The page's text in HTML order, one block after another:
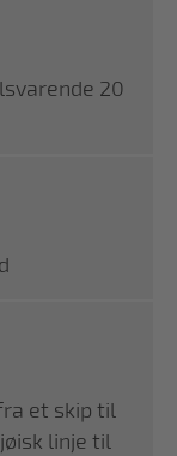
20
et skip til
linje til